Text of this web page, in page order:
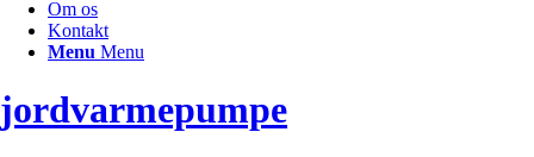
Om os
Kontakt
Menu Menu
jordvarmepumpe